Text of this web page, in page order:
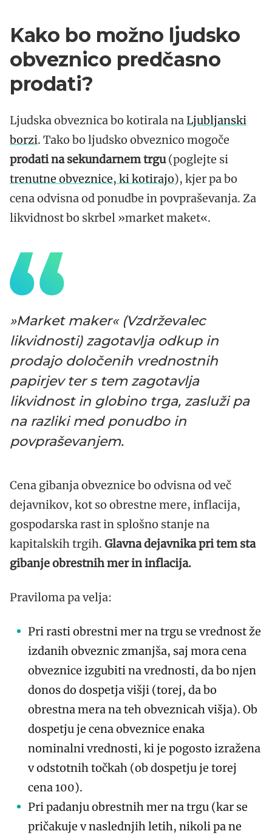
Kako bo možno ljudsko
obveznico predčasno
prodati?
Ljudska obveznica bo kotirala na Ljubljanski
borzi. Tako bo ljudsko obveznico mogoče
prodati na sekundarnem trgu(poglejte si
trenutne obveznice, ki kotirajo), kjer pa bo
cena odvisna od ponudbe in povpraševanja. Za
likvidnost bo skrbel »market maket«.
»Market maker« (Vzdrževalec
likvidnosti) zagotavlja odkup in
prodajo določenih vrednostnih
papirjev ter s tem zagotavlja
likvidnost in globino trga, zasluži pa
na razliki med ponudbo in
povpraševanjem.
Cena gibanja obveznice bo odvisna od več
dejavnikov, kot so obrestne mere, inflacija,
gospodarska rast in splošno stanje na
kapitalskih trgih. Glavna dejavnika pri tem sta
gibanje obrestnih mer in inflacija.
Praviloma pa velja:
Pri rasti obrestni mer na trgu se vrednost že
izdanih obveznic zmanjša, saj mora cena
obveznice izgubiti na vrednosti, da bo njen
donos do dospetja višji (torej, da bo
obrestna mera na teh obveznicah višja). Ob
dospetju je cena obveznice enaka
nominalni vrednosti, ki je pogosto izražena
v odstotnih točkah (ob dospetju je torej
cena 100).
Pri padanju obrestnih mer na trgu (kar se
pričakuje v naslednjih letih, nikoli pa ne